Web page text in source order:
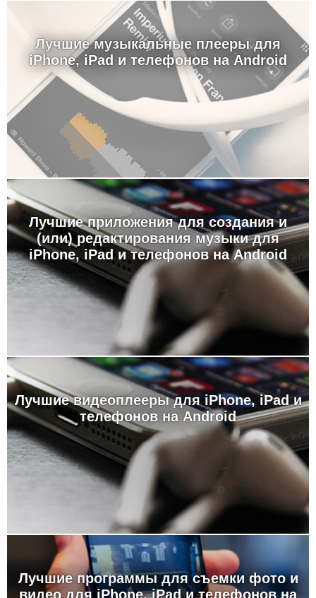
Лучшие музыкальные плееры для
iPhone, iPad и телефонов на Android
Лучшие приложения для создания и
(или) редактирования музыки для
iPhone, iPad и телефонов на Android
Лучшие видеоплееры для iPhone, iPad и
телефонов на Android
Лучшие программы для съемки фото и
видео для iPhone, iPad и телефонов на